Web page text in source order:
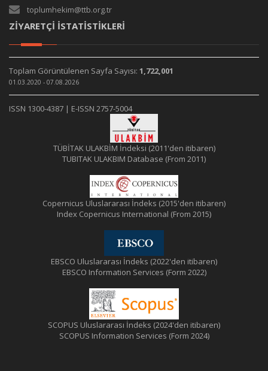
toplumhekim@ttb.org.tr
ZİYARETÇİ İSTATİSTİKLERİ
Toplam Görüntülenen Sayfa Sayısı: 1,722,001
01.03.2020 - 07.08.2026
ISSN 1300-4387 | E-ISSN 2757-5004
TÜBİTAK ULAKBİM İndeksi (2011'den itibaren)
TUBITAK ULAKBIM Database (From 2011)
Copernicus Uluslararası İndeks (2015'den itibaren)
Index Copernicus International (From 2015)
EBSCO Uluslararası İndeks (2022'den itibaren)
EBSCO Information Services (Form 2022)
SCOPUS Uluslararası İndeks (2024'den itibaren)
SCOPUS Information Services (Form 2024)